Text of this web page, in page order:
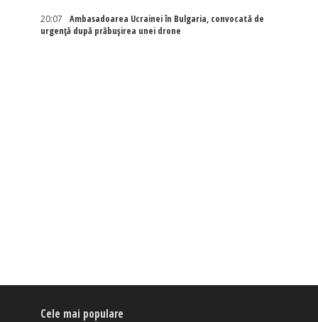
20:07
Ambasadoarea Ucrainei în Bulgaria, convocată de
urgență după prăbușirea unei drone
Cele mai populare